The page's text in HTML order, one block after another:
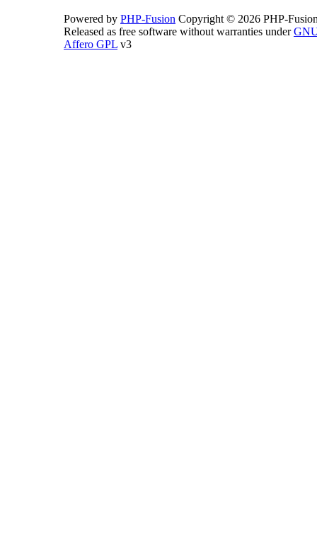
Powered by PHP-Fusion Copyright © 2026 PHP-
Released as free software without warranties under
Affero GPL v3